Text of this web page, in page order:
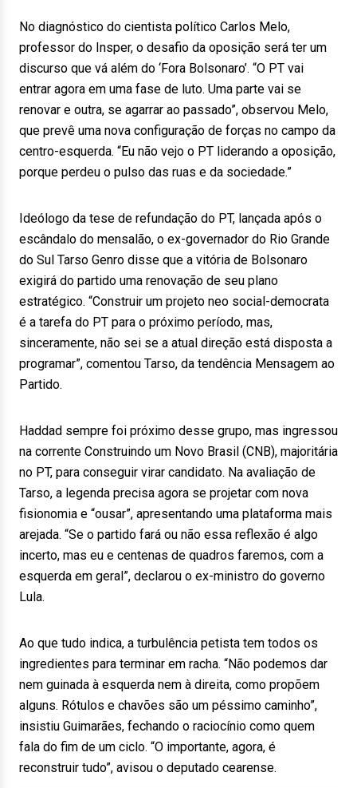
No diagnóstico do cientista político Carlos Melo,
professor do Insper, o desafio da oposição será ter um
discurso que vá além do ‘Fora Bolsonaro’. “O PT vai
entrar agora em uma fase de luto. Uma parte vai se
renovar e outra, se agarrar ao passado”, observou Melo,
que prevê uma nova configuração de forças no campo da
centro-esquerda. “Eu não vejo o PT liderando a oposição,
porque perdeu o pulso das ruas e da sociedade.”
Ideólogo da tese de refundação do PT, lançada após o
escândalo do mensalão, o ex-governador do Rio Grande
do Sul Tarso Genro disse que a vitória de Bolsonaro
exigirá do partido uma renovação de seu plano
estratégico. “Construir um projeto neo social-democrata
é a tarefa do PT para o próximo período, mas,
sinceramente, não sei se a atual direção está disposta a
programar”, comentou Tarso, da tendência Mensagem ao
Partido.
Haddad sempre foi próximo desse grupo, mas ingressou
na corrente Construindo um Novo Brasil (CNB), majoritária
no PT, para conseguir virar candidato. Na avaliação de
Tarso, a legenda precisa agora se projetar com nova
fisionomia e “ousar”, apresentando uma plataforma mais
arejada. “Se o partido fará ou não essa reflexão é algo
incerto, mas eu e centenas de quadros faremos, com a
esquerda em geral”, declarou o ex-ministro do governo
Lula.
Ao que tudo indica, a turbulência petista tem todos os
ingredientes para terminar em racha. “Não podemos dar
nem guinada à esquerda nem à direita, como propõem
alguns. Rótulos e chavões são um péssimo caminho”,
insistiu Guimarães, fechando o raciocínio como quem
fala do fim de um ciclo. “O importante, agora, é
reconstruir tudo”, avisou o deputado cearense.